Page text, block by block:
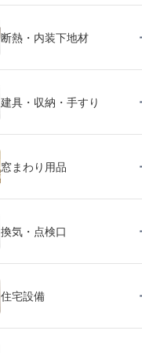
断熱・内装下地材
建具・収納・手すり
窓まわり用品
換気・点検口
住宅設備